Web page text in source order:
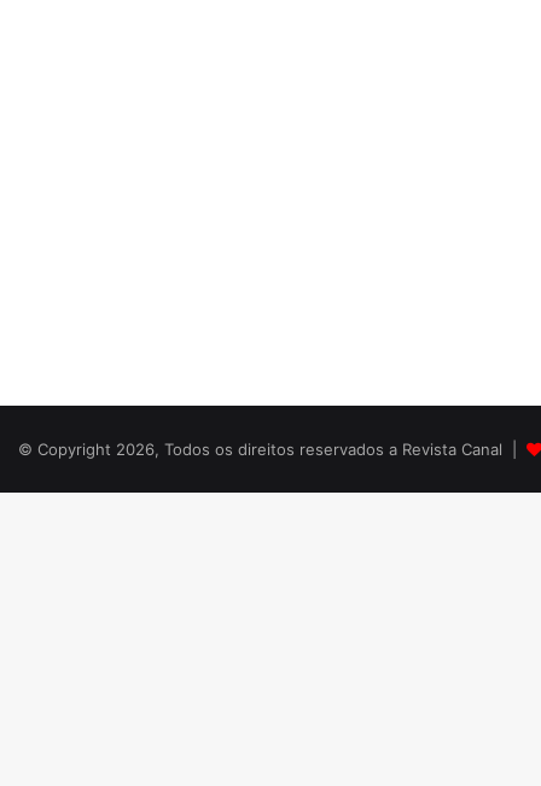
© Copyright 2026, Todos os direitos reservados a Revista Canal |